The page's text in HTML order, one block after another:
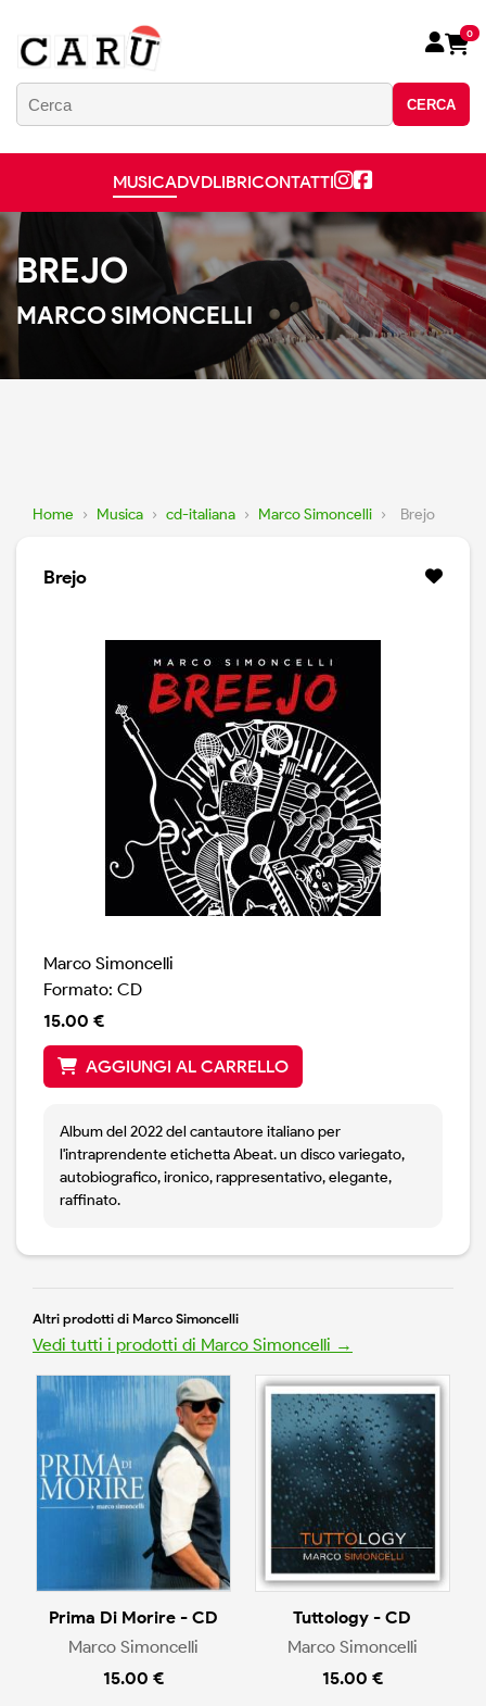
CERCA
0
MUSICADVDLIBRICONTATTI
BREJO
MARCO SIMONCELLI
Home › Musica › cd-italiana › Marco Simoncelli › Brejo
Brejo
Marco Simoncelli
Formato: CD
15.00 €
AGGIUNGI AL CARRELLO
Album del 2022 del cantautore italiano per
l'intraprendente etichetta Abeat. un disco variegato,
autobiografico, ironico, rappresentativo, elegante,
raffinato.
Altri prodotti di Marco Simoncelli
Vedi tutti i prodotti di Marco Simoncelli →
Prima Di Morire - CD
Marco Simoncelli
15.00 €
Tuttology - CD
Marco Simoncelli
15.00 €